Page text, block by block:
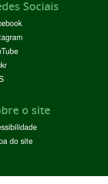
Sociais
o site
do site